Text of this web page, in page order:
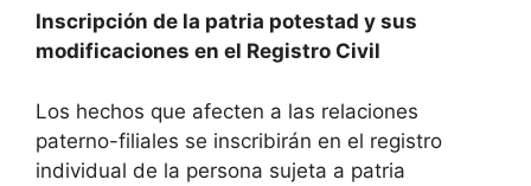
Inscripción de la patria potestad y sus
modificaciones en el Registro Civil
Los hechos que afecten a las relaciones
paterno-filiales se inscribirán en el registro
individual de la persona sujeta a patria